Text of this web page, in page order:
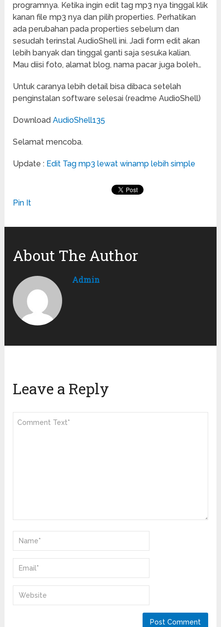
programnya. Ketika ingin edit tag mp3 nya tinggal klik
kanan file mp3 nya dan pilih properties. Perhatikan
ada perubahan pada properties sebelum dan
sesudah terinstal AudioShell ini. Jadi form edit akan
lebih banyak dan tinggal ganti saja sesuka kalian.
Mau diisi foto, alamat blog, nama pacar juga boleh…
Untuk caranya lebih detail bisa dibaca setelah
penginstalan software selesai (readme AudioShell)
DownloadAudioShell135
Selamat mencoba.
Update : Edit Tag mp3 lewat winamp lebih simple
Pin It
About The Author
Admin
Leave a Reply